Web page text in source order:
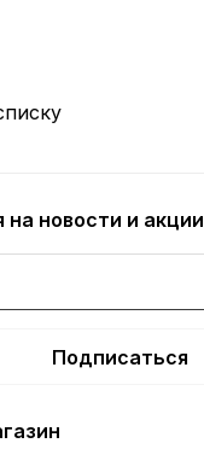
на новости и акции
Подписаться